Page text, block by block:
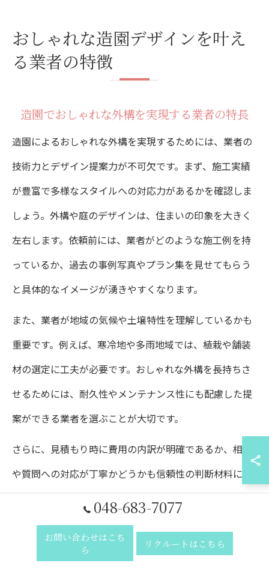
おしゃれな造園デザインを叶え
る業者の特徴
造園でおしゃれな外構を実現する業者の特長
造園によるおしゃれな外構を実現するためには、業者の
技術力とデザイン提案力が不可欠です。まず、施工実績
が豊富で多様なスタイルへの対応力があるかを確認しま
しょう。外構や庭のデザインは、住まいの印象を大きく
左右します。依頼前には、業者がどのような施工例を持
っているか、過去の事例写真やプラン集を見せてもらう
と具体的なイメージが湧きやすくなります。
また、業者が地域の気候や土壌特性を理解しているかも
重要です。例えば、寒冷地や多雨地域では、植栽や舗装
材の選定に工夫が必要です。おしゃれな外構を長持ちさ
せるためには、耐久性やメンテナンス性にも配慮した提
案ができる業者を選ぶことが大切です。
さらに、見積もり時に費用の内訳が明確であるか、相談
や質問への対応が丁寧かどうかも信頼性の判断材料にな
ります。口コミや評判、アフターサービスの充実度も比
較検討し、理想の外構づくりをサポートしてくれる業者
を選びましょう。
048-683-7077
お問い合わせはこち
ら
リクルートはこちら